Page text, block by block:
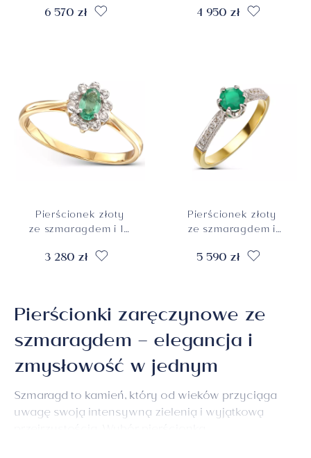
ct i diamentami
6 570 zł
naturalnymi, próba
4 950 zł
Pierścionek złoty
ze szmaragdem i 10
naturalnymi, próba
3 280 zł
Pierścionek złoty
ze szmaragdem i
naturalnymi,
5 590 zł
Pierścionki zaręczynowe ze
szmaragdem – elegancja i
zmysłowość w jednym
Szmaragd to kamień, który od wieków przyciąga
uwagę swoją intensywną zielenią i wyjątkową